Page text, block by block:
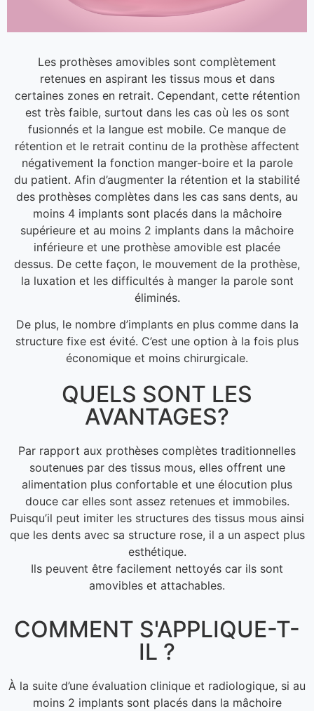
Les prothèses amovibles sont complètement
retenues en aspirant les tissus mous et dans
certaines zones en retrait. Cependant, cette rétention
est très faible, surtout dans les cas où les os sont
fusionnés et la langue est mobile. Ce manque de
rétention et le retrait continu de la prothèse affectent
négativement la fonction manger-boire et la parole
du patient. Afin d’augmenter la rétention et la stabilité
des prothèses complètes dans les cas sans dents, au
moins 4 implants sont placés dans la mâchoire
supérieure et au moins 2 implants dans la mâchoire
inférieure et une prothèse amovible est placée
dessus. De cette façon, le mouvement de la prothèse,
la luxation et les difficultés à manger la parole sont
éliminés.
De plus, le nombre d’implants en plus comme dans la
structure fixe est évité. C’est une option à la fois plus
économique et moins chirurgicale.
QUELS SONT LES
AVANTAGES?
Par rapport aux prothèses complètes traditionnelles
soutenues par des tissus mous, elles offrent une
alimentation plus confortable et une élocution plus
douce car elles sont assez retenues et immobiles.
Puisqu’il peut imiter les structures des tissus mous ainsi
que les dents avec sa structure rose, il a un aspect plus
esthétique.
Ils peuvent être facilement nettoyés car ils sont
amovibles et attachables.
COMMENT S'APPLIQUE-T-
IL ?
À la suite d’une évaluation clinique et radiologique, si au
moins 2 implants sont placés dans la mâchoire